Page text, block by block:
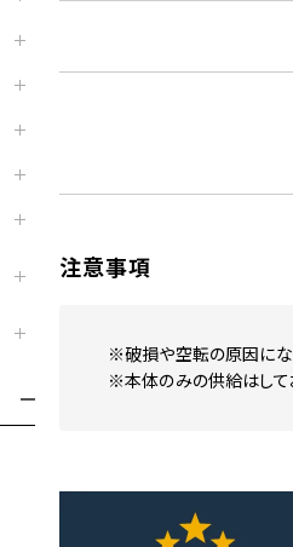
注意事項
※破損や空転の原因にな
※本体のみの供給はして